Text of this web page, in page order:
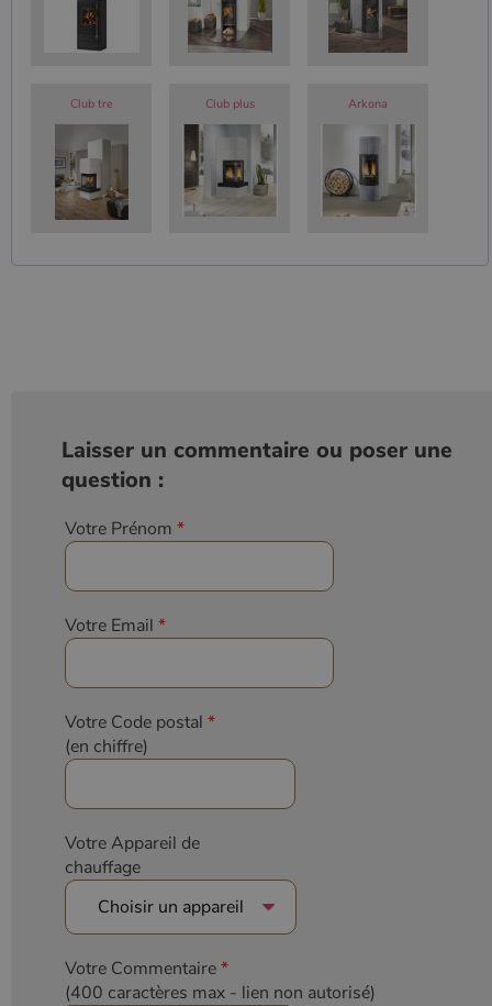
Club tre Club plus Arkona
Laisser un commentaire ou poser une
question :
Votre Prénom *
Votre Email *
Votre Code postal *
(en chiffre)
Votre Appareil de
chauffage
Votre Commentaire*
(400 caractères max - lien non autorisé)